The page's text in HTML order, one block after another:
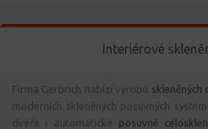
Interiérové
Firma Gerbrich nabízí výrobu skleněných
moderních skleněných posuvných
dveře i automatické posuvné